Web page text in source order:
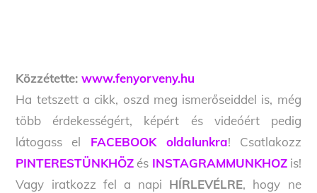
Közzétette:www.fenyorveny.hu
Ha tetszett a cikk, oszd meg ismerőseiddel is, még
több érdekességért, képért és videóért pedig
látogass el FACEBOOK oldalunkra! Csatlakozz
PINTERESTÜNKHÖZ és INSTAGRAMMUNKHOZis!
Vagy iratkozz fel a napi HÍRLEVÉLRE, hogy ne